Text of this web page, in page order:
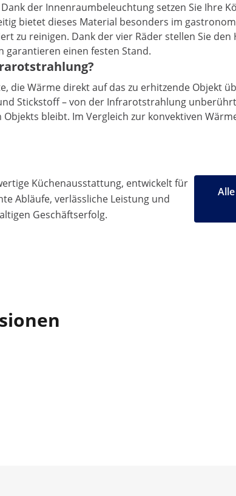
der Innenraumbeleuchtung setzen Sie Ihre
bietet dieses Material besonders im
zu reinigen. Dank der vier Räder stellen Sie
garantieren einen festen Stand.
die Wärme direkt auf das zu erhitzende Objekt
Stickstoff – von der Infrarotstrahlung
bleibt. Im Vergleich zur konvektiven
Küchenausstattung, entwickelt für
Abläufe, verlässliche Leistung und
Geschäftserfolg.